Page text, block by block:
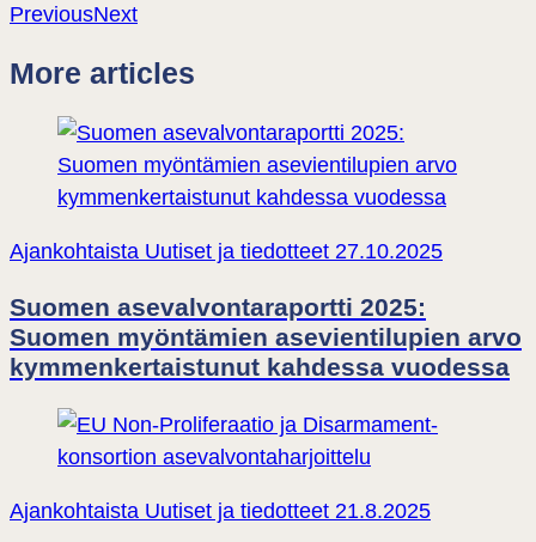
PreviousNext
More articles
Ajankohtaista Uutiset ja tiedotteet 27.10.2025
Suomen asevalvontaraportti 2025:
Suomen myöntämien asevientilupien arvo
kymmenkertaistunut kahdessa vuodessa
Ajankohtaista Uutiset ja tiedotteet 21.8.2025